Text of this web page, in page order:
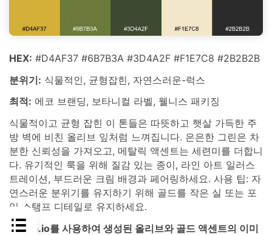
HEX: #D4AF37 #6B7B3A #3D4A2F #F1E7C8 #2B2B2B
분위기: 식물적인, 균형잡힌, 자연스러운-럭스
최적: 에코 브랜딩, 보타니컬 라벨, 웰니스 패키징
식물적이고 균형 잡힌 이 톤들은 따뜻하고 햇살 가득한 주
방 벽에 비친 올리브 잎처럼 느껴집니다. 은은한 그린은 차
분한 신뢰성을 가져오고, 메탈릭 액센트는 세련미를 더합니
다. 유기적인 룩을 위해 질감 있는 종이, 라인 아트 일러스
트레이션, 부드러운 크림 배경과 페어링하세요. 사용 팁: 자
연스러운 분위기를 유지하기 위해 골드를 작은 실 또는 포
일 스탬프 디테일로 유지하세요.
media.io를 사용하여 생성된 올리브와 골드 액센트의 이미